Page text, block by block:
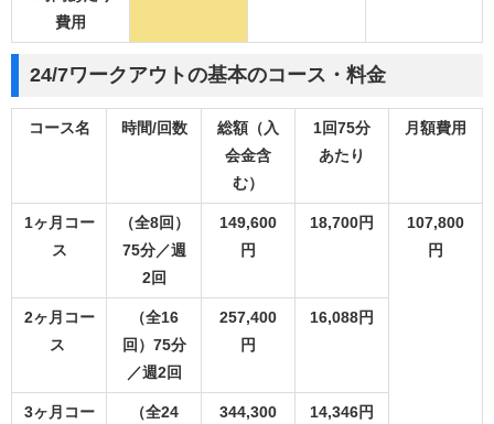
費用
24/7ワークアウトの基本のコース・料金
コース名 時間/回数
総額（入
会金含
む）
1回75分
あたり
月額費用
1ヶ月コー
ス
（全8回）
75分／週
2回
149,600
円
18,700円
107,800
円
2ヶ月コー
ス
（全16
回）75分
／週2回
257,400
円
16,088円
3ヶ月コー
（全24
344,300
14,346円